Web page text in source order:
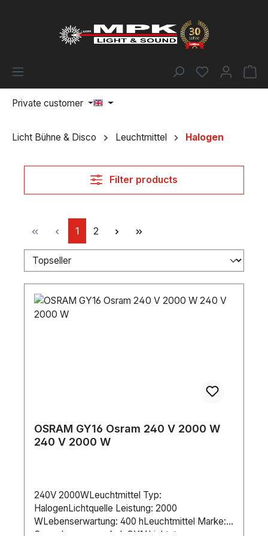
You have 0
Private customer
Licht Bühne & Disco Leuchtmittel Halogen
Filter products
Page
1 Page
2
OSRAM GY16 Osram 240 V 2000 W
240 V 2000 W
240V 2000WLeuchtmittel Typ:
HalogenLichtquelle Leistung: 2000
WLebenserwartung: 400 hLeuchtmittel Marke: